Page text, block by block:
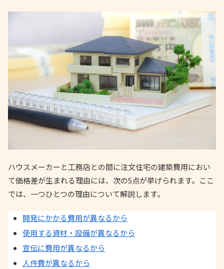
ハウスメーカーと工務店との間に注文住宅の建築費用におい
て価格差が生まれる理由には、次の5点が挙げられます。ここ
では、一つひとつの理由について解説します。
開発にかかる費用が異なるから
使用する資材・設備が異なるから
宣伝に費用が異なるから
人件費が異なるから